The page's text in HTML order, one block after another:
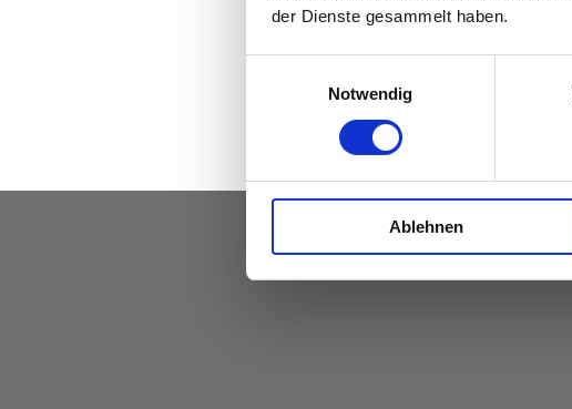
der Dienste gesammelt haben.
Notwendig
Ablehnen